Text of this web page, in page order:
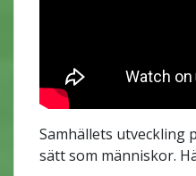
Samhällets utveckling
sätt som människor.